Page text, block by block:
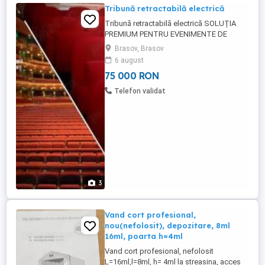
3
Tribună retractabilă electrică
Tribună retractabilă electrică SOLUȚIA
PREMIUM PENTRU EVENIMENTE DE
IMPACT! Ideală pentru: Zone VIP, concerte,
proiecții de film, evenimente corporate,
hale multifuncționale, studiouri TV și alte
spații exclusiviste. De ce să alegi această
tribună? Compactă și ușor de utilizat: Se
Brasov, Brasov
6 august
75 000 RON
Telefon validat
Vand cort profesional,
nou(nefolosit), depozitare, 8ml
16ml, poarta h=4ml
Vand cort profesional, nefolosit
L=16ml,l=8ml, h= 4ml la streasina, acces